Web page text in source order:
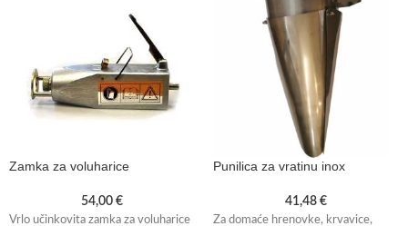
Zamka za voluharice
54,00 €
Vrlo učinkovita zamka za voluharice
Punilica za vratinu inox
41,48 €
Za domaće hrenovke, krvavice,